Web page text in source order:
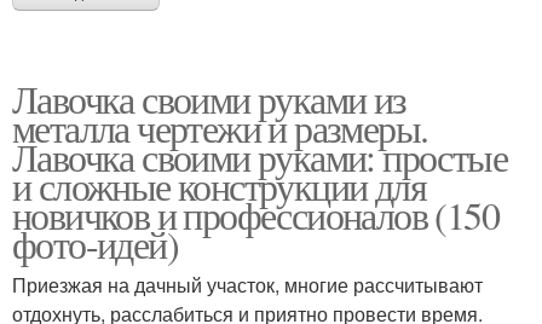
Лавочка своими руками из
металла чертежи и размеры.
Лавочка своими руками: простые
и сложные конструкции для
новичков и профессионалов (150
фото-идей)
Приезжая на дачный участок, многие рассчитывают
отдохнуть, расслабиться и приятно провести время.